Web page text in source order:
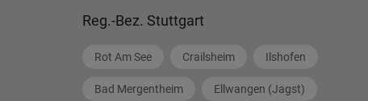
Reg.-Bez. Stuttgart
Rot Am See Crailsheim Ilshofen
Bad Mergentheim Ellwangen (Jagst)